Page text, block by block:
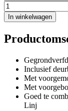
In winkelwagen
Inclusief
Met
Met
Goed te
Linj